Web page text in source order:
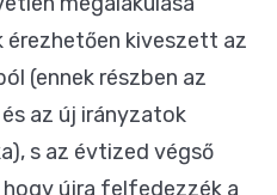
érezhetően kiveszett az
(ennek részben az
az új irányzatok
s az évtized végső
újra felfedezzék a